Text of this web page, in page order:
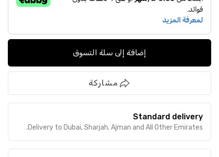
إضافة إلى سلة التسوق
مشاركة
Standard delivery
Delivery to Dubai, Sharjah, Ajman and All Other Emirates.